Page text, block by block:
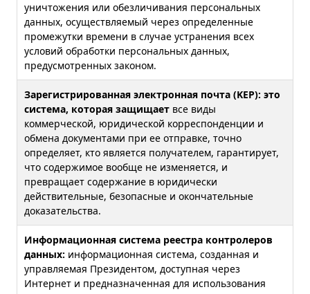
уничтожения или обезличивания персональных
данных, осуществляемый через определенные
промежутки времени в случае устранения всех
условий обработки персональных данных,
предусмотренных законом.
Зарегистрированная электронная почта (KEP): это
система, которая защищает все виды
коммерческой, юридической корреспонденции и
обмена документами при ее отправке, точно
определяет, кто является получателем, гарантирует,
что содержимое вообще не изменяется, и
превращает содержание в юридически
действительные, безопасные и окончательные
доказательства.
Информационная система реестра контролеров
данных: информационная система, созданная и
управляемая Президентом, доступная через
Интернет и предназначенная для использования